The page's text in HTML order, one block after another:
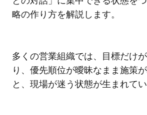
略の作り方を解説します。
多くの営業組織では、目標だけ
り、優先順位が曖昧なまま施策
と、現場が迷う状態が生まれてい